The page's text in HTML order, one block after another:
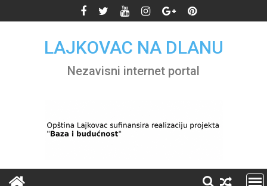
to
LAJKOVAC NA DLANU
Nezavisni internet portal